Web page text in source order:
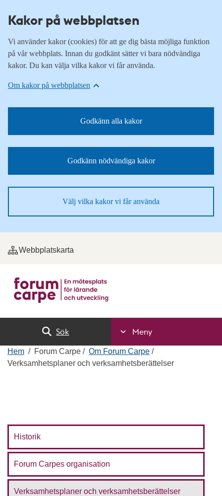
Kakor på webbplatsen
Vi använder kakor (cookies) för att ge dig bästa möjliga funktion
på vår webbplats. Innan du godkänt sätter vi bara nödvändiga
kakor. Du kan välja vilka kakor vi får använda.
Om kakor på webbplatsen
Godkänn alla kakor
Godkänn nödvändiga kakor
Välj vilka kakor vi får använda
Webbplatskarta
Sök Meny
Hem Forum Carpe
Om Forum Carpe
Verksamhetsplaner och verksamhetsberättelser
Historik
Forum Carpes organisation
Verksamhetsplaner och verksamhetsberättelser